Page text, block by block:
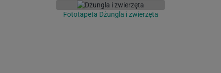
Fototapeta Dżungla i zwierzęta